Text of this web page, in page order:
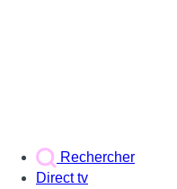
Rechercher
Direct tv